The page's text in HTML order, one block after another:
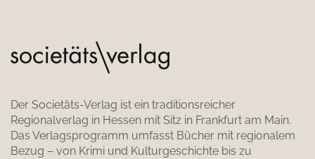
Der Societäts-Verlag ist ein traditionsreicher
Regionalverlag in Hessen mit Sitz in Frankfurt am Main.
Das Verlagsprogramm umfasst Bücher mit regionalem
Bezug – von Krimi und Kulturgeschichte bis zu